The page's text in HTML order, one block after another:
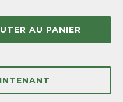
AU PANIER